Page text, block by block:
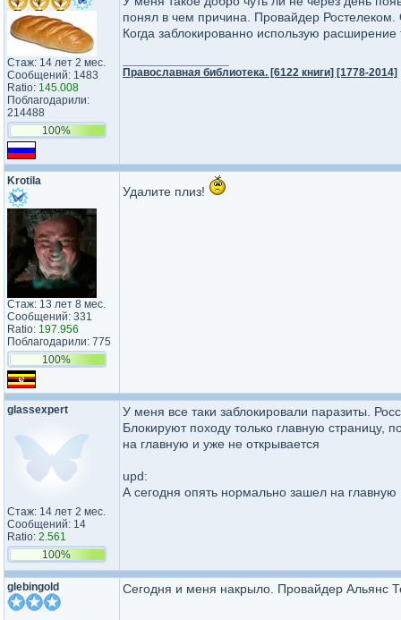
Стаж: 14 лет 2 мес.
Сообщений: 1483
Ratio: 145.008
Поблагодарили:
214488
100%
понял в чем причина. Провайдер Ростелеком.
Когда заблокированно использую
Православная библиотека. [6122 книги] [1778-2014]
Krotila
Стаж: 13 лет 8 мес.
Сообщений: 331
Ratio: 197.956
Поблагодарили: 775
100%
Удалите плиз!
glassexpert
Стаж: 14 лет 2 мес.
Сообщений: 14
Ratio: 2.561
100%
У меня все таки заблокировали паразиты.
Блокируют походу только главную страницу,
на главную и уже не открывается
upd:
А сегодня опять нормально зашел на главную
glebingold Сегодня и меня накрыло. Провайдер Альянс